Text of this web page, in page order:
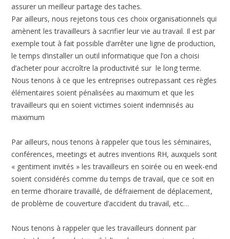
assurer un meilleur partage des taches.
Par ailleurs, nous rejetons tous ces choix organisationnels qui
amènent les travailleurs à sacrifier leur vie au travail. Il est par
exemple tout à fait possible d’arrêter une ligne de production,
le temps d’installer un outil informatique que l’on a choisi
d’acheter pour accroître la productivité sur le long terme.
Nous tenons à ce que les entreprises outrepassant ces règles
élémentaires soient pénalisées au maximum et que les
travailleurs qui en soient victimes soient indemnisés au
maximum
Par ailleurs, nous tenons à rappeler que tous les séminaires,
conférences, meetings et autres inventions RH, auxquels sont
« gentiment invités » les travailleurs en soirée ou en week-end
soient considérés comme du temps de travail, que ce soit en
en terme d’horaire travaillé, de défraiement de déplacement,
de problème de couverture d’accident du travail, etc…
Nous tenons à rappeler que les travailleurs donnent par